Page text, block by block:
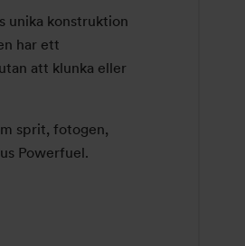
unika konstruktion
har ett
att klunka eller
sprit, fotogen,
Powerfuel.